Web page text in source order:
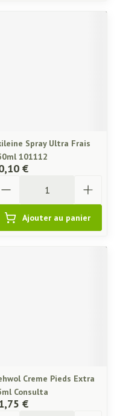
Spray Ultra Frais
101112
€
Ajouter au panier
Creme Pieds Extra
Consulta
€